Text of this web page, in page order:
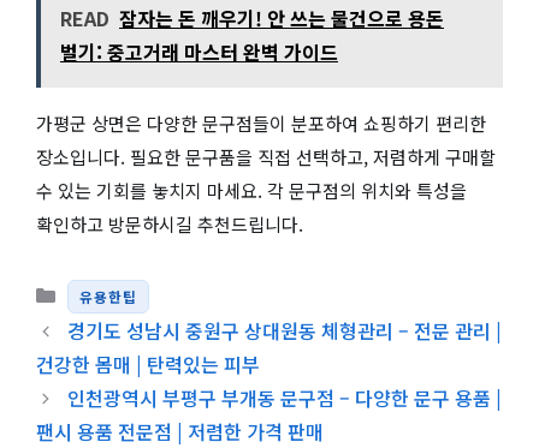
READ 잠자는 돈 깨우기! 안 쓰는 물건으로 용돈
벌기: 중고거래 마스터 완벽 가이드
가평군 상면은 다양한 문구점들이 분포하여 쇼핑하기 편리한
장소입니다. 필요한 문구품을 직접 선택하고, 저렴하게 구매할
수 있는 기회를 놓치지 마세요. 각 문구점의 위치와 특성을
확인하고 방문하시길 추천드립니다.
카테고리
유용한팁
경기도 성남시 중원구 상대원동 체형관리 – 전문 관리 |
건강한 몸매 | 탄력있는 피부
인천광역시 부평구 부개동 문구점 – 다양한 문구 용품 |
팬시 용품 전문점 | 저렴한 가격 판매